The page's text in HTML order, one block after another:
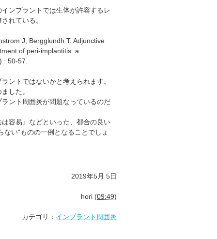
ンプラントでは生体が許容するレ
れている。
J, Bergglundh T. Adjunctive
of peri-implantitis :a
: 50-57.
ントではないかと考えられます。
した。
ント周囲炎が問題なっているのだ
容易』などといった、都合の良い
い"ものの一例となることでしょ
2019年5月 5日
hori (09:49)
カテゴリ： インプラント周囲炎